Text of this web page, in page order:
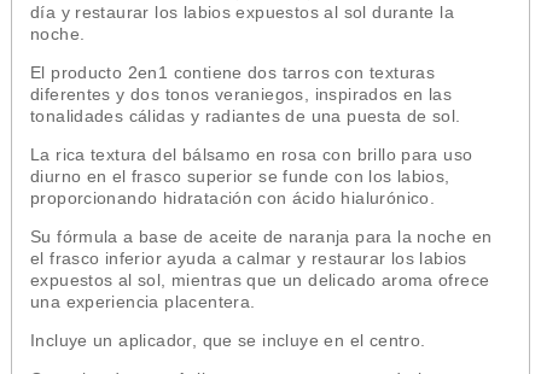
día y restaurar los labios expuestos al sol durante la
noche.
El producto 2en1 contiene dos tarros con texturas
diferentes y dos tonos veraniegos, inspirados en las
tonalidades cálidas y radiantes de una puesta de sol.
La rica textura del bálsamo en rosa con brillo para uso
diurno en el frasco superior se funde con los labios,
proporcionando hidratación con ácido hialurónico.
Su fórmula a base de aceite de naranja para la noche en
el frasco inferior ayuda a calmar y restaurar los labios
expuestos al sol, mientras que un delicado aroma ofrece
una experiencia placentera.
Incluye un aplicador, que se incluye en el centro.